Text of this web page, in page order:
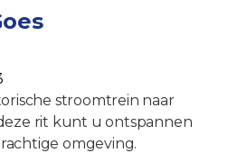
stroomtrein naar
rit kunt u ontspannen
omgeving.